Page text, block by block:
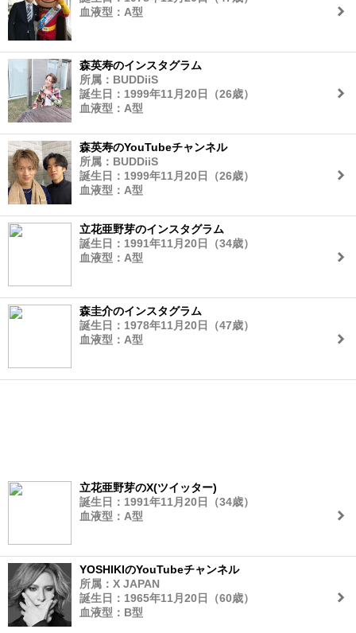
血液型：A型
森英寿のインスタグラム
所属：BUDDiiS
誕生日：1999年11月20日（26歳）
血液型：A型
森英寿のYouTubeチャンネル
所属：BUDDiiS
誕生日：1999年11月20日（26歳）
血液型：A型
立花亜野芽のインスタグラム
誕生日：1991年11月20日（34歳）
血液型：A型
森圭介のインスタグラム
誕生日：1978年11月20日（47歳）
血液型：A型
立花亜野芽のX(ツイッター)
誕生日：1991年11月20日（34歳）
血液型：A型
YOSHIKIのYouTubeチャンネル
所属：X JAPAN
誕生日：1965年11月20日（60歳）
血液型：B型